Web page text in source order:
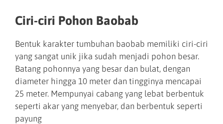
Ciri-ciri Pohon Baobab
Bentuk karakter tumbuhan baobab memiliki ciri-ciri
yang sangat unik jika sudah menjadi pohon besar.
Batang pohonnya yang besar dan bulat, dengan
diameter hingga 10 meter dan tingginya mencapai
25 meter. Mempunyai cabang yang lebat berbentuk
seperti akar yang menyebar, dan berbentuk seperti
payung